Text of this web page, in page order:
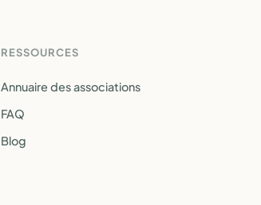
RESSOURCES
Annuaire des associations
FAQ
Blog